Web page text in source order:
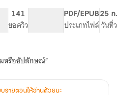
เทียม
นภา
ดารา
141
ยอดวิว
PDF/EPUB
ประเภทไฟล์
25
วันที่
รายตอนให้อ่านด้วยนะ